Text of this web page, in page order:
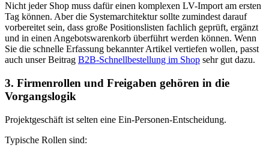
Nicht jeder Shop muss dafür einen komplexen LV-Import am ersten
Tag können. Aber die Systemarchitektur sollte zumindest darauf
vorbereitet sein, dass große Positionslisten fachlich geprüft, ergänzt
und in einen Angebotswarenkorb überführt werden können. Wenn
Sie die schnelle Erfassung bekannter Artikel vertiefen wollen, passt
auch unser Beitrag B2B-Schnellbestellung im Shop sehr gut dazu.
3. Firmenrollen und Freigaben gehören in die
Vorgangslogik
Projektgeschäft ist selten eine Ein-Personen-Entscheidung.
Typische Rollen sind: